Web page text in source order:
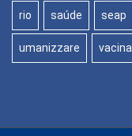
rio saúde seap
umanizzare vacina